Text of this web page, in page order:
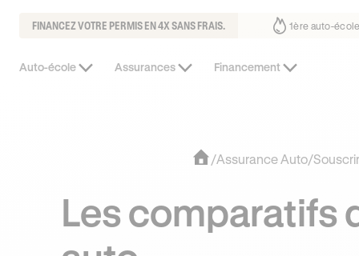
FINANCEZ VOTRE PERMIS EN 4X SANS FRAIS.
1ère auto-école de France³ Près de 1 jeune
Auto-école Assurances Financement
/Assurance Auto/
Les comparatifs